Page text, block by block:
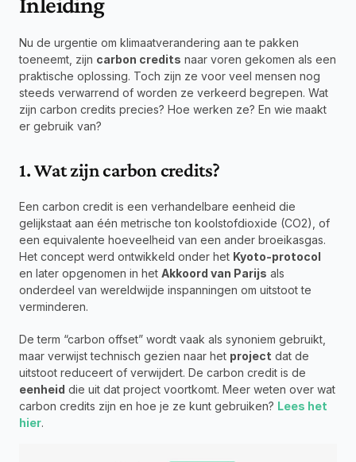
Nu de urgentie om klimaatverandering aan te pakken
toeneemt, zijn carbon credits naar voren gekomen als een
praktische oplossing. Toch zijn ze voor veel mensen nog
steeds verwarrend of worden ze verkeerd begrepen. Wat
zijn carbon credits precies? Hoe werken ze? En wie maakt
er gebruik van?
1. Wat zijn carbon credits?
Een carbon credit is een verhandelbare eenheid die
gelijkstaat aan één metrische ton koolstofdioxide (CO2), of
een equivalente hoeveelheid van een ander broeikasgas.
Het concept werd ontwikkeld onder het Kyoto-protocol
en later opgenomen in het Akkoord van Parijs als
onderdeel van wereldwijde inspanningen om uitstoot te
verminderen.
De term “carbon offset” wordt vaak als synoniem gebruikt,
maar verwijst technisch gezien naar het project dat de
eenheid die uit dat project voortkomt. Meer weten over wat
carbon credits zijn en hoe je ze kunt gebruiken? Lees het
hier.